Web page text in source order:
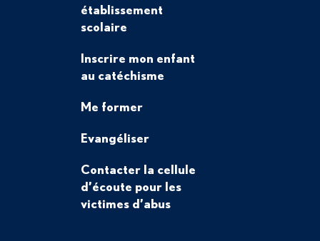
établissement
scolaire
Inscrire mon enfant
au catéchisme
Me former
Evangéliser
Contacter la cellule
d’écoute pour les
victimes d’abus